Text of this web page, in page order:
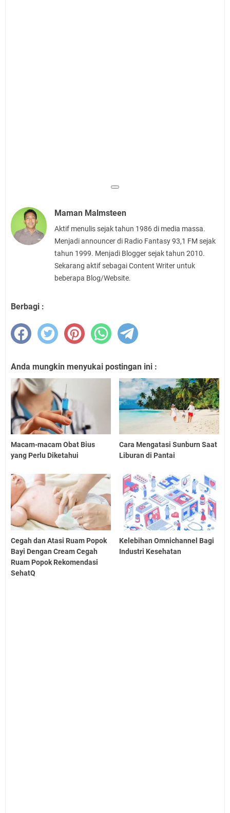
Maman Malmsteen
Aktif menulis sejak tahun 1986 di media massa.
Menjadi announcer di Radio Fantasy 93,1 FM sejak
tahun 1999. Menjadi Blogger sejak tahun 2010.
Sekarang aktif sebagai Content Writer untuk
beberapa Blog/Website.
Berbagi :
Anda mungkin menyukai postingan ini :
Macam-macam Obat Bius
yang Perlu Diketahui
Cara Mengatasi Sunburn Saat
Liburan di Pantai
Cegah dan Atasi Ruam Popok
Bayi Dengan Cream Cegah
Ruam Popok Rekomendasi
SehatQ
Kelebihan Omnichannel Bagi
Industri Kesehatan